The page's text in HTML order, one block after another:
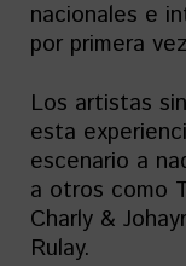
nacionales e
por primera
Los artistas
esta
escenario a
a otros como
Charly &
Rulay.